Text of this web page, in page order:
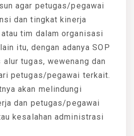
agar petugas/pegawai
dan tingkat kinerja
tim dalam organisasi
itu, dengan adanya SOP
tugas, wewenang dan
petugas/pegawai terkait.
akan melindungi
dan petugas/pegawai
kesalahan administrasi